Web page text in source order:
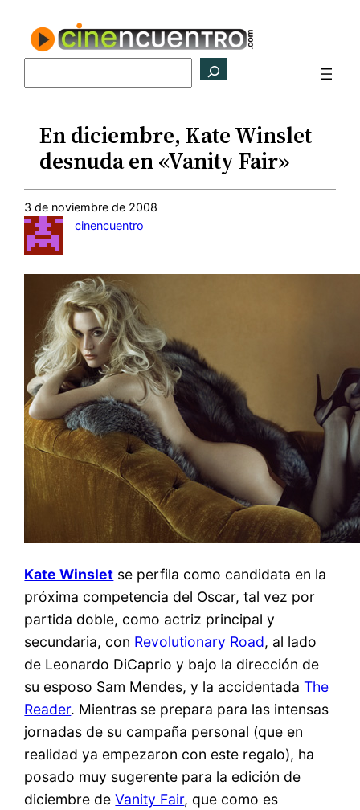
contenido
En diciembre, Kate Winslet
desnuda en «Vanity Fair»
3 de noviembre de 2008
cinencuentro
Kate Winslet se perfila como candidata en la
próxima competencia del Oscar, tal vez por
partida doble, como actriz principal y
secundaria, con Revolutionary Road, al lado
de Leonardo DiCaprio y bajo la dirección de
su esposo Sam Mendes, y la accidentadaThe
Reader. Mientras se prepara para las intensas
jornadas de su campaña personal (que en
realidad ya empezaron con este regalo), ha
posado muy sugerente para la edición de
diciembre deVanity Fair, que como es